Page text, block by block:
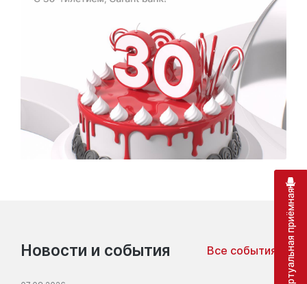
Новости и события Все события Виртуальная приёмная